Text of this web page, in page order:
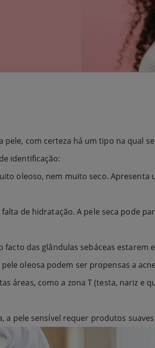
com certeza há um tipo na qual
identificação:
oleoso, nem muito seco. Apresenta
de hidratação. A pele seca pode
facto das glândulas sebáceas
oleosa podem ser propensas a
áreas, como a zona T (testa, nariz e
a pele sensível requer produtos